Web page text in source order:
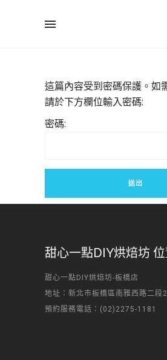
這篇內容受到密碼保護。如
請於下方欄位輸入密碼:
密碼:
甜心一點DIY烘焙坊
甜心一點DIY烘焙坊-板橋店
地址：新北市板橋區南雅西路二段
預約服務電話：(02)2275-1181